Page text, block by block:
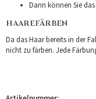
Dann können Sie
HAAREFÄRBEN
Da das Haar bereits in der
nicht zu färben. Jede